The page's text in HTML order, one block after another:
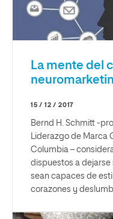
La mente del
15 / 12 / 2017
Bernd H. Schmitt -
Liderazgo de Marca
Columbia –
dispuestos a
sean capaces de
corazones y